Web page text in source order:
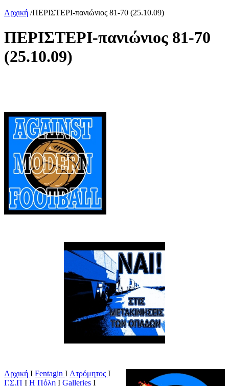
Αρχική /ΠΕΡΙΣΤΕΡΙ-πανιώνιος 81-70 (25.10.09)
ΠΕΡΙΣΤΕΡΙ-πανιώνιος 81-70
(25.10.09)
Αρχική Ι Fentagin I Ατρόμητος Ι
Γ.Σ.Π Ι Η Πόλη Ι Galleries I